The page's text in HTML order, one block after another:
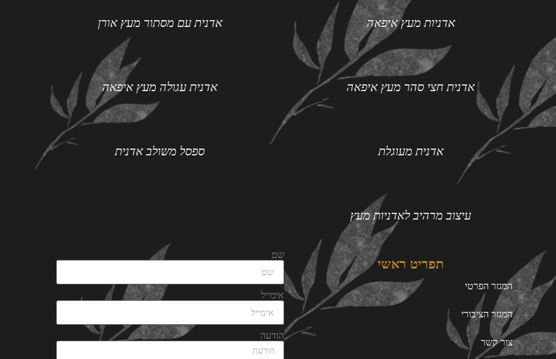
אדניות מעץ איפאה אדנית עם מסתור מעץ אורן
אדנית חצי סהר מעץ איפאה אדנית עגולה מעץ איפאה
אדנית מעוגלת ספסל משולב אדנית
עיצוב מרהיב לאדניות מעץ
תפריט ראשי
המגזר הפרטי
המגזר הציבורי
צור קשר
שם
אימייל
הודעה